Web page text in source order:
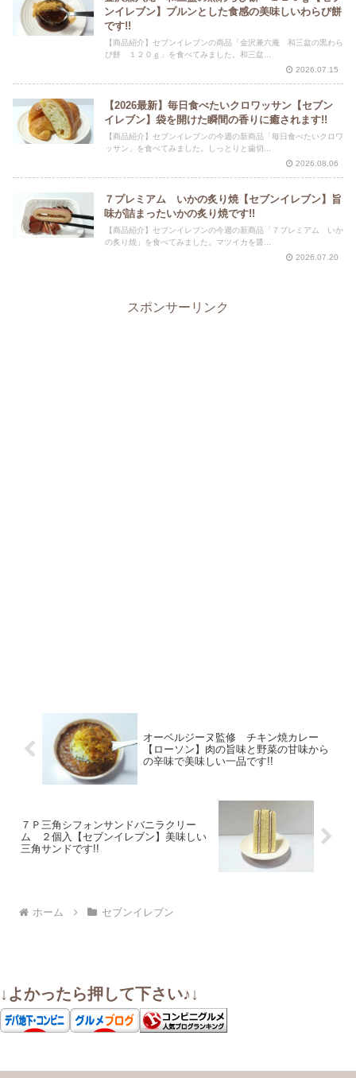
ンイレブン】プルンとした食感の美味しいわらび餅
です!!
【商品紹介】セブンイレブンの商品「金沢兼六庵 和三盆の黒わら
び餅 １２０ｇ」を食べてみました。和三盆...
2026.07.15
【2026最新】毎日食べたいクロワッサン【セブン
イレブン】袋を開けた瞬間の香りに癒されます!!
【商品紹介】セブンイレブンの今週の新商品「毎日食べたいクロワ
ッサン」を食べてみました。しっとりと歯切...
2026.08.06
７プレミアム いかの炙り焼【セブンイレブン】旨
味が詰まったいかの炙り焼です!!
【商品紹介】セブンイレブンの今週の新商品「７プレミアム いか
の炙り焼」を食べてみました。マツイカを醤...
2026.07.20
スポンサーリンク
オーベルジーヌ監修 チキン焼カレー
【ローソン】肉の旨味と野菜の甘味から
の辛味で美味しい一品です!!
７Ｐ三角シフォンサンドバニラクリー
ム ２個入【セブンイレブン】美味しい
三角サンドです!!
ホーム セブンイレブン
↓よかったら押して下さい♪↓